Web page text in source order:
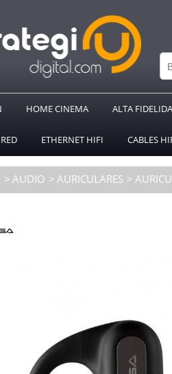
HOME CINEMA ALTA
ETHERNET HIFI CABLES
AUDIO AURICULARES